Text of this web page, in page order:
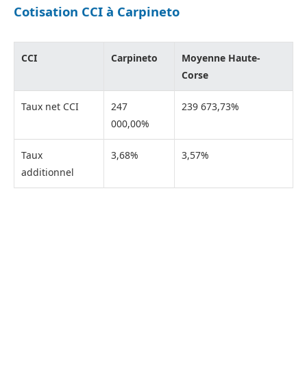
Cotisation CCI à Carpineto
CCI Carpineto
Moyenne Haute-
Corse
Taux net CCI
247
000,00%
239 673,73%
Taux
additionnel
3,68% 3,57%